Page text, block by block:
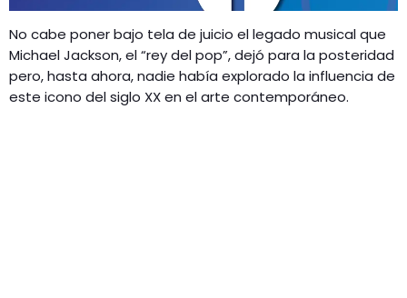
ENTRETENIMIENTO
RADIO SPLENDID
CONTACTO
No cabe poner bajo tela de juicio el legado musical que
Michael Jackson, el “rey del pop”, dejó para la posteridad
pero, hasta ahora, nadie había explorado la influencia de
este icono del siglo XX en el arte contemporáneo.